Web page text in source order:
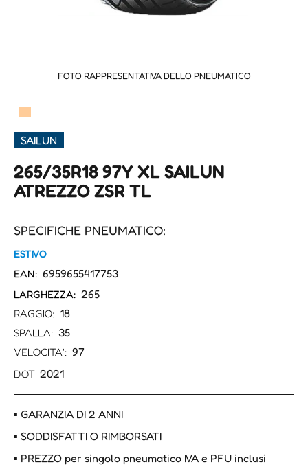
FOTO RAPPRESENTATIVA DELLO PNEUMATICO
▀
SAILUN
265/35R18 97Y XL SAILUN
ATREZZO ZSR TL
SPECIFICHE PNEUMATICO:
ESTIVO
EAN: 6959655417753
LARGHEZZA: 265
RAGGIO: 18
SPALLA: 35
VELOCITA': 97
DOT 2021
▪ GARANZIA DI 2 ANNI
▪ SODDISFATTI O RIMBORSATI
▪ PREZZO per singolo pneumatico IVA e PFU inclusi